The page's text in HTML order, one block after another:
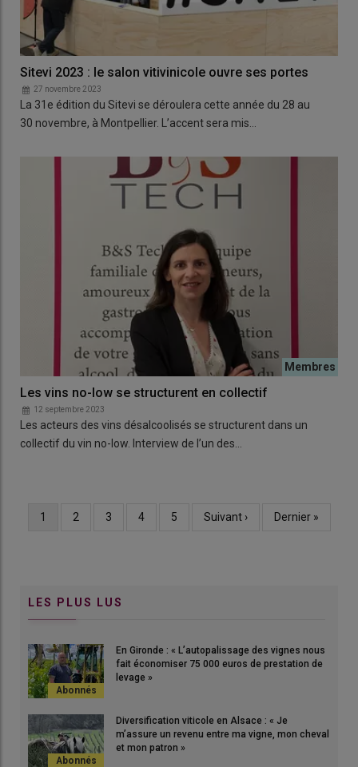
Sitevi 2023 : le salon vitivinicole ouvre ses portes
27 novembre 2023
La 31e édition du Sitevi se déroulera cette année du 28 au
30 novembre, à Montpellier. L’accent sera mis…
Les vins no-low se structurent en collectif
12 septembre 2023
Les acteurs des vins désalcoolisés se structurent dans un
collectif du vin no-low. Interview de l’un des…
Page
1 Page
2 Page
3 Page
4 Page
5
Page
Suivant ›
Dernière
Dernier »
LES PLUS LUS
En Gironde : « L’autopalissage des vignes nous
fait économiser 75 000 euros de prestation de
levage »
Diversification viticole en Alsace : « Je
m’assure un revenu entre ma vigne, mon cheval
et mon patron »